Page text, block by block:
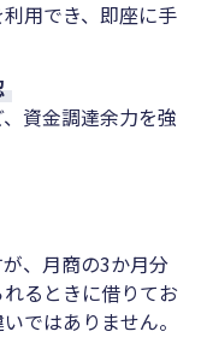
用でき、即座に手
資金調達余力を強
、月商の3か月分
るときに借りてお
ではありません。